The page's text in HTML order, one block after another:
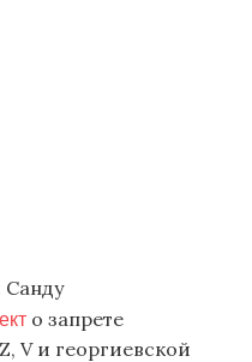
о запрете
V и георгиевской